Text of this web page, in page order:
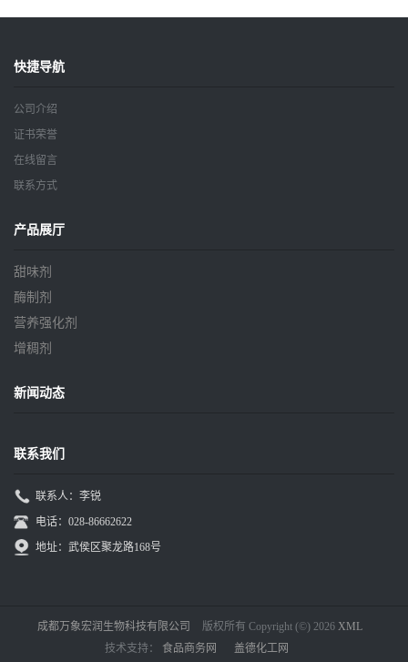
快捷导航
公司介绍
证书荣誉
在线留言
联系方式
产品展厅
甜味剂
酶制剂
营养强化剂
增稠剂
新闻动态
联系我们
联系人：李锐
电话：028-86662622
地址：武侯区聚龙路168号
成都万象宏润生物科技有限公司 版权所有 Copyright (©) 2026 XML
技术支持： 食品商务网 盖德化工网